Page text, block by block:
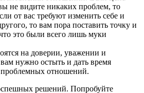
не видите никаких проблем, то
от вас требуют изменить себе и
то вам пора поставить точку и
это были всего лишь муки
на доверии, уважении и
нужно остыть и дать время
отношений.
решений. Попробуйте